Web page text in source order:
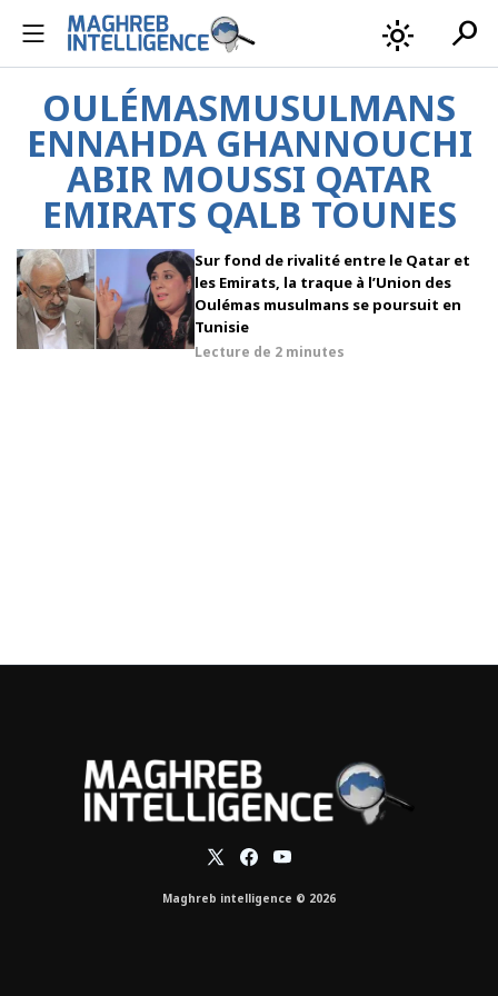
light_mode search
OULÉMASMUSULMANS
ENNAHDA GHANNOUCHI
ABIR MOUSSI QATAR
EMIRATS QALB TOUNES
Sur fond de rivalité entre le Qatar et
les Emirats, la traque à l’Union des
Oulémas musulmans se poursuit en
Tunisie
Lecture de 2 minutes
Maghreb intelligence © 2026